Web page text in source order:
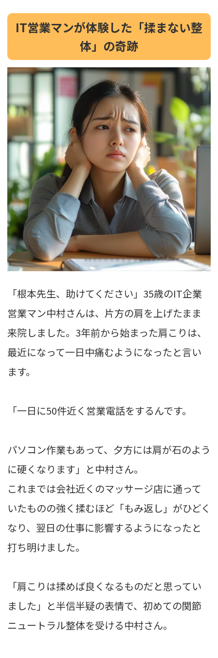
IT営業マンが体験した「揉まない整
体」の奇跡
「根本先生、助けてください」35歳のIT企業
営業マン中村さんは、片方の肩を上げたまま
来院しました。3年前から始まった肩こりは、
最近になって一日中痛むようになったと言い
ます。
「一日に50件近く営業電話をするんです。
パソコン作業もあって、夕方には肩が石のよう
に硬くなります」と中村さん。
これまでは会社近くのマッサージ店に通って
いたものの強く揉むほど「もみ返し」がひどく
なり、翌日の仕事に影響するようになったと
打ち明けました。
「肩こりは揉めば良くなるものだと思ってい
ました」と半信半疑の表情で、初めての関節
ニュートラル整体を受ける中村さん。